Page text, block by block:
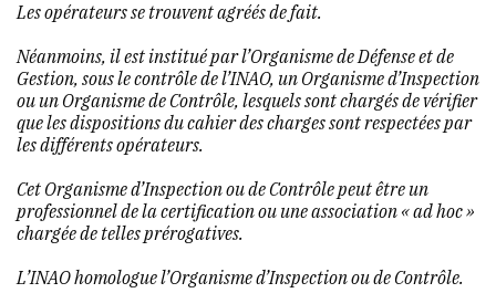
Les opérateurs se trouvent agréés de fait.
Néanmoins, il est institué par l’Organisme de Défense et de
Gestion, sous le contrôle de l’INAO, un Organisme d’Inspection
ou un Organisme de Contrôle, lesquels sont chargés de vérifier
que les dispositions du cahier des charges sont respectées par
les différents opérateurs.
Cet Organisme d’Inspection ou de Contrôle peut être un
professionnel de la certification ou une association « ad hoc »
chargée de telles prérogatives.
L’INAO homologue l’Organisme d’Inspection ou de Contrôle.